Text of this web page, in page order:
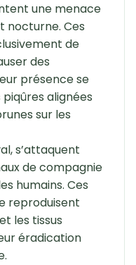
une menace
nocturne. Ces
de
des
présence se
alignées
sur les
s’attaquent
de compagnie
humains. Ces
reproduisent
les tissus
éradication